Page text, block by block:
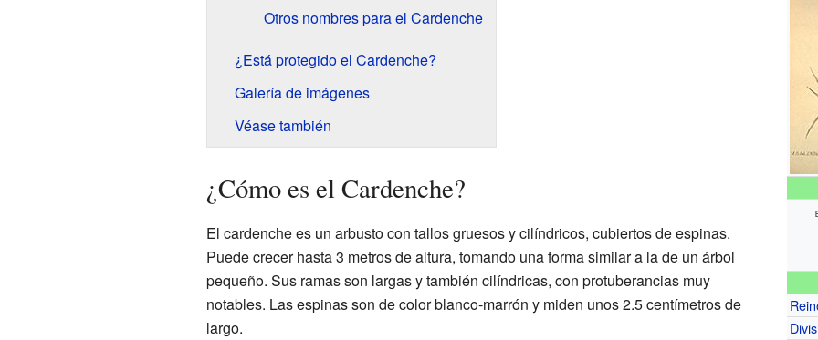
Otros nombres para el Cardenche
¿Está protegido el Cardenche?
Galería de imágenes
Véase también
¿Cómo es el Cardenche?
El cardenche es un arbusto con tallos gruesos y cilíndricos, cubiertos de espinas.
Puede crecer hasta 3 metros de altura, tomando una forma similar a la de un árbol
pequeño. Sus ramas son largas y también cilíndricas, con protuberancias muy
notables. Las espinas son de color blanco-marrón y miden unos 2.5 centímetros de
largo.